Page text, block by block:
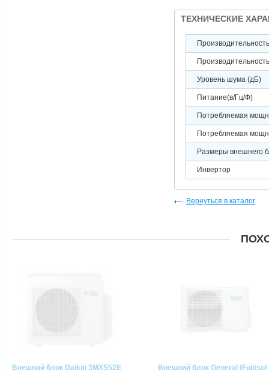
ТЕХНИЧЕСКИЕ
Уровень шума (дБ)
Питание(в/Гц/Ф)
Потребляемая
Потребляемая
Размеры внешнего
Инвертор
Вернуться в каталог
Внешний блок Daikin 3MXS52E
Внешний блок General (Fujitsu)